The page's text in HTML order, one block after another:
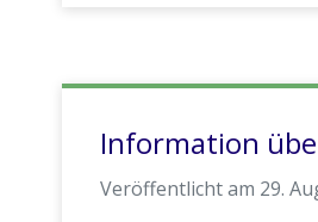
Information
Veröffentlicht am 29.